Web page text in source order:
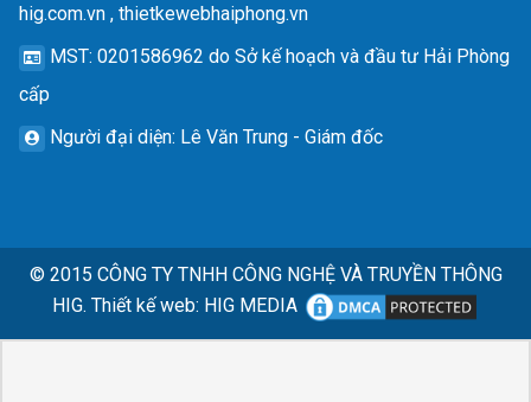
hig.com.vn , thietkewebhaiphong.vn
MST: 0201586962 do Sở kế hoạch và đầu tư Hải Phòng
cấp
Người đại diện: Lê Văn Trung - Giám đốc
© 2015 CÔNG TY TNHH CÔNG NGHỆ VÀ TRUYỀN THÔNG
HIG. Thiết kế web: HIG MEDIA